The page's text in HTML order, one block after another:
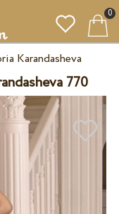
0
Karandasheva
770